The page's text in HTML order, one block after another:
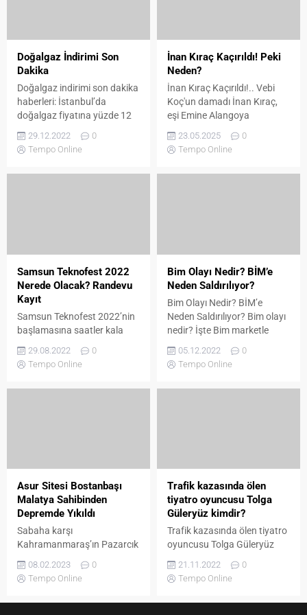
Doğalgaz İndirimi Son
Dakika
Doğalgaz indirimi son dakika
haberleri: İstanbul’da
doğalgaz fiyatına yüzde 12
faturasına bin TL ödeyen bir
vatandaşın yeni faturası 879
İGDAŞ’ın sistem kullanım
bedellerinde indirim oldu....
29.12.2022
0
Tempo Online
İnan Kıraç Kaçırıldı! Peki
Neden?
İnan Kıraç Kaçırıldı!.. Vebi
Koç'un damadı İnan Kıraç,
eşi Emine Alangoya
Hastanesi’nden kaçırıldı.
Polis, Kıraç ve eşine
23.05.2025
0
Tempo Online
Samsun Teknofest 2022
Nerede Olacak? Randevu
Kayıt
Samsun Teknofest 2022’nin
başlamasına saatler kala
Havacılık, uzay ve teknoloji
festivali Teknofest,
meraklıları buluşacak.
Havacılık, uzay ve teknoloji
festivali Teknofest, bu yıl
Samsun’da gerçekleşiyor.
Aynı zamanda Milli Teknoloji
Hamlesi vizyonu ve teknoloji
geliştiren...
29.08.2022
0
Tempo Online
Bim Olayı Nedir? BİM’e
Neden Saldırılıyor?
Bim Olayı Nedir? BİM’e
Neden Saldırılıyor? Bim olayı
nedir? İşte Bim marketle
BİM ve MHP arasında
yaşanan gerginliğin
Antalya’nın Korkuteli
ilçesinde ise, kimliği belirsiz
kişilerce BİM mağazanın...
05.12.2022
0
Tempo Online
Asur Sitesi Bostanbaşı
Malatya Sahibinden
Depremde Yıkıldı
Sabaha karşı
Kahramanmaraş’ın Pazarcık
şiddetindeki deprem
Malatya’da da yıkımlara
08.02.2023
0
Tempo Online
Trafik kazasında ölen
tiyatro oyuncusu Tolga
Güleryüz kimdir?
Trafik kazasında ölen tiyatro
oyuncusu Tolga Güleryüz
Tolga Güleryüz hayatını
kaybetti. Tolga Güleryüz
21.11.2022
0
Tempo Online